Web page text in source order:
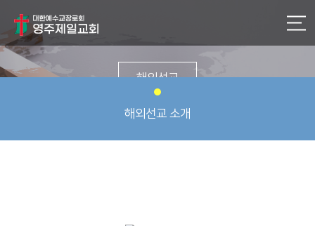
해외선교
해외선교 소개
해외선교 소개